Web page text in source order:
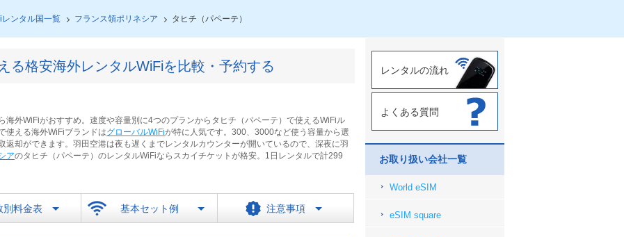
ンタル国一覧 フランス領ポリネシア タヒチ（パペーテ）
る格安海外レンタルWiFiを比較・予約する
海外WiFiがおすすめ。速度や容量別に4つのプランからタヒチ（パペーテ）で使えるWiFiル
使える海外WiFiブランドはグローバルWiFiが特に人気です。300、3000など使う容量から選
返却ができます。羽田空港は夜も遅くまでレンタルカウンターが開いているので、深夜に羽
アのタヒチ（パペーテ）のレンタルWiFiならスカイチケットが格安。1日レンタルで計299
別料金表 基本セット例 注意事項
レンタルの流れ
よくある質問
お取り扱い会社一覧
World eSIM
eSIM square